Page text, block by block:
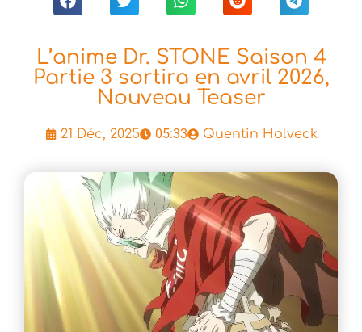
L’anime Dr. STONE Saison 4
Partie 3 sortira en avril 2026,
Nouveau Teaser
21 Déc, 2025 05:33 Quentin Holveck